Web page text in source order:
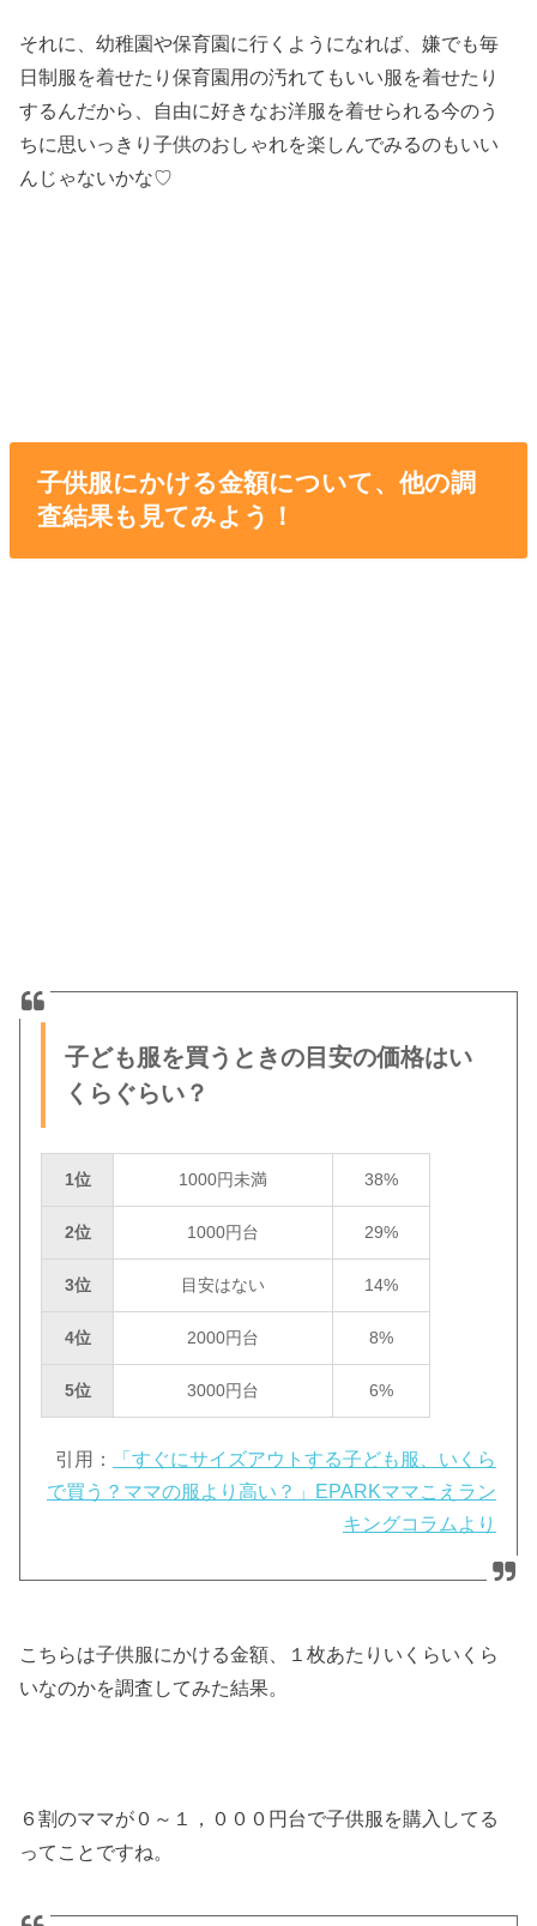
それに、幼稚園や保育園に行くようになれば、嫌でも毎
日制服を着せたり保育園用の汚れてもいい服を着せたり
するんだから、自由に好きなお洋服を着せられる今のう
ちに思いっきり子供のおしゃれを楽しんでみるのもいい
んじゃないかな♡
子供服にかける金額について、他の調
査結果も見てみよう！
子ども服を買うときの目安の価格はい
くらぐらい？
1位 1000円未満 38%
2位 1000円台 29%
3位 目安はない 14%
4位 2000円台 8%
5位 3000円台 6%
引用：
「すぐにサイズアウトする子ども服、いくら
で買う？ママの服より高い？」EPARKママこえラン
キングコラムより
こちらは子供服にかける金額、１枚あたりいくらいくら
いなのかを調査してみた結果。
６割のママが０～１，０００円台で子供服を購入してる
ってことですね。